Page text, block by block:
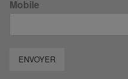
Mobile
ENVOYER